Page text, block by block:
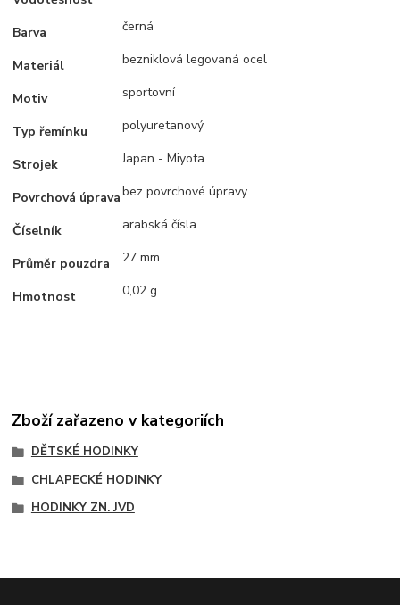
Barva černá
Materiál bezniklová legovaná ocel
Motiv sportovní
Typ řemínku polyuretanový
Strojek Japan - Miyota
Povrchová úpravabez povrchové úpravy
Číselník arabská čísla
Průměr pouzdra 27 mm
Hmotnost 0,02 g
Zboží zařazeno v kategoriích
DĚTSKÉ HODINKY
CHLAPECKÉ HODINKY
HODINKY ZN. JVD